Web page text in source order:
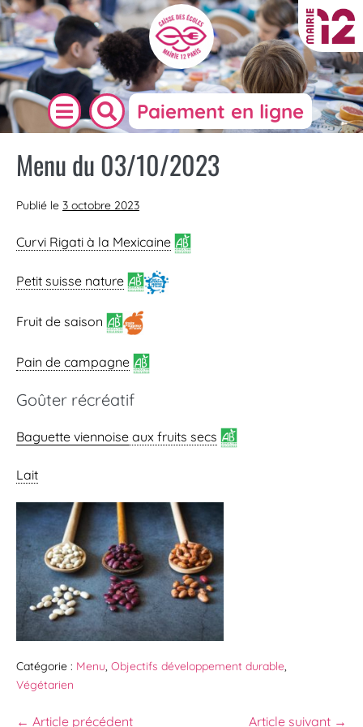
Paiement en ligne
Menu du 03/10/2023
Publié le 3 octobre 2023
Curvi Rigati à la Mexicaine
Petit suisse nature
Fruit de saison
Pain de campagne
Goûter récréatif
Baguette viennoise aux fruits secs
Lait
Catégorie : Menu, Objectifs développement durable,
Végétarien
← Article précédent Article suivant →